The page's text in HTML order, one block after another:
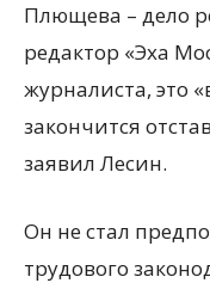
Плющева – дело
редактор «Эха
журналиста, это
закончится
заявил Лесин.
Он не стал
трудового